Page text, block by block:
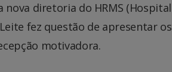
nova diretoria do HRMS (Hospital
fez questão de apresentar os
motivadora.